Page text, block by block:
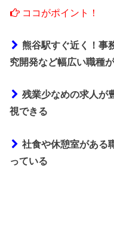
ココがポイント！
熊谷駅すぐ近く！事
究開発など幅広い職種
残業少なめの求人が
視できる
社食や休憩室がある
っている